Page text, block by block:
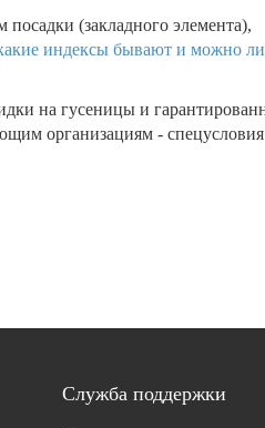
посадки (закладного элемента),
индексы бывают и можно
на гусеницы и
организациям -
Служба поддержки